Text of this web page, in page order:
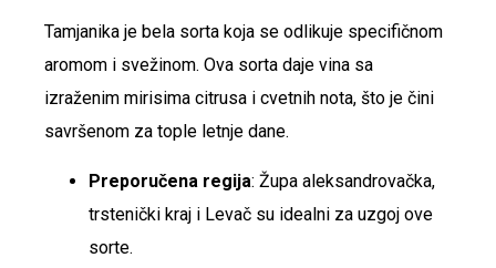
Tamjanika je bela sorta koja se odlikuje specifičnom
aromom i svežinom. Ova sorta daje vina sa
izraženim mirisima citrusa i cvetnih nota, što je čini
savršenom za tople letnje dane.
Preporučena regija: Župa aleksandrovačka,
trstenički kraj i Levač su idealni za uzgoj ove
sorte.